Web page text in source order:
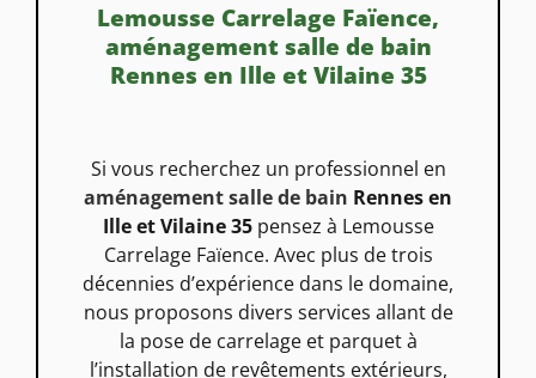
Lemousse Carrelage Faïence,
aménagement salle de bain
Rennes en Ille et Vilaine 35
Si vous recherchez un professionnel en
aménagement salle de bain Rennes en
Ille et Vilaine 35pensez à Lemousse
Carrelage Faïence. Avec plus de trois
décennies d’expérience dans le domaine,
nous proposons divers services allant de
la pose de carrelage et parquet à
l’installation de revêtements extérieurs,